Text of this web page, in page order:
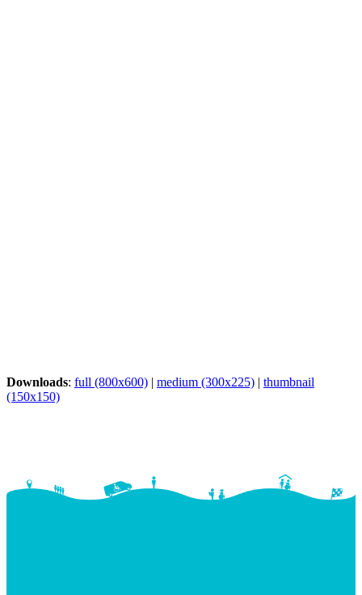
Downloads: full (800x600) | medium (300x225) | thumbnail
(150x150)